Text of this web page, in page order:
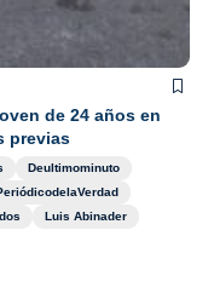
de 24 años en
previas
Deultimominuto
Luis Abinader